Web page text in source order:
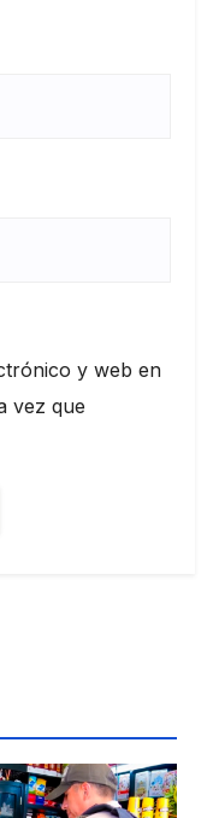
y web en
vez que